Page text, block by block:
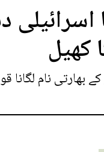
کھیل
بھارتی نام